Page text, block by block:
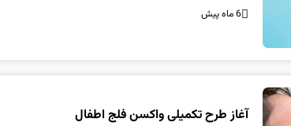
6 ماه پیش
آغاز طرح تکمیلی واکسن فلج اطفال